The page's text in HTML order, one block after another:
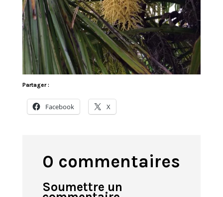
Partager :
Facebook X
0 commentaires
Soumettre un